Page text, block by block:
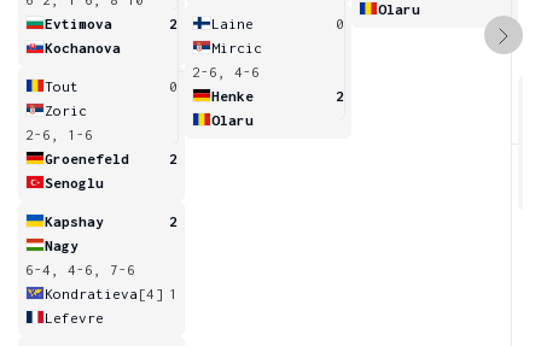
Evtimova
2
Kochanova
Tout
0
Zoric
2-6, 1-6
Groenefeld
2
Senoglu
Kapshay
2
Nagy
6-4, 4-6, 7-6
Kondratieva [4] 1
Lefevre
Laine
0
Mircic
2-6, 4-6
Henke
2
Olaru
Olaru